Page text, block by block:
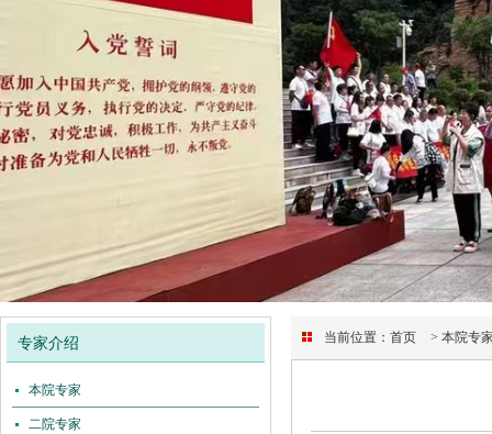
专家介绍
本院专家
二院专家
当前位置： 首页 > 本院专